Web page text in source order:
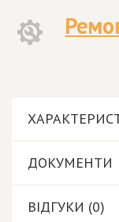
ДОКУМЕНТИ
ВІДГУКИ (0)